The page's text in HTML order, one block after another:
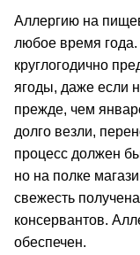
Аллергию на
любое время года.
круглогодично
ягоды, даже если
прежде, чем
долго везли,
процесс должен
но на полке
свежесть
консервантов.
обеспечен.